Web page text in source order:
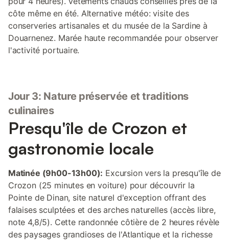
côte même en été. Alternative météo: visite des
conserveries artisanales et du musée de la Sardine à
Douarnenez. Marée haute recommandée pour observer
l'activité portuaire.
Jour 3: Nature préservée et traditions
culinaires
Presqu'île de Crozon et
gastronomie locale
Matinée (9h00-13h00): Excursion vers la presqu'île de
Crozon (25 minutes en voiture) pour découvrir la
Pointe de Dinan, site naturel d'exception offrant des
falaises sculptées et des arches naturelles (accès libre,
note 4,8/5). Cette randonnée côtière de 2 heures révèle
des paysages grandioses de l'Atlantique et la richesse